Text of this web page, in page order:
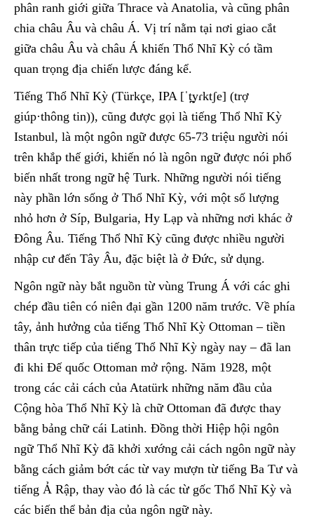
phân ranh giới giữa Thrace và Anatolia, và cũng phân
chia châu Âu và châu Á. Vị trí nằm tại nơi giao cắt
giữa châu Âu và châu Á khiến Thổ Nhĩ Kỳ có tầm
quan trọng địa chiến lược đáng kể.
Tiếng Thổ Nhĩ Kỳ (Türkçe, IPA [ˈt̪yɾktʃe] (trợ
giúp·thông tin)), cũng được gọi là tiếng Thổ Nhĩ Kỳ
Istanbul, là một ngôn ngữ được 65-73 triệu người nói
trên khắp thế giới, khiến nó là ngôn ngữ được nói phổ
biến nhất trong ngữ hệ Turk. Những người nói tiếng
này phần lớn sống ở Thổ Nhĩ Kỳ, với một số lượng
nhỏ hơn ở Síp, Bulgaria, Hy Lạp và những nơi khác ở
Đông Âu. Tiếng Thổ Nhĩ Kỳ cũng được nhiều người
nhập cư đến Tây Âu, đặc biệt là ở Đức, sử dụng.
Ngôn ngữ này bắt nguồn từ vùng Trung Á với các ghi
chép đầu tiên có niên đại gần 1200 năm trước. Về phía
tây, ảnh hưởng của tiếng Thổ Nhĩ Kỳ Ottoman – tiền
thân trực tiếp của tiếng Thổ Nhĩ Kỳ ngày nay – đã lan
đi khi Đế quốc Ottoman mở rộng. Năm 1928, một
trong các cải cách của Atatürk những năm đầu của
Cộng hòa Thổ Nhĩ Kỳ là chữ Ottoman đã được thay
bằng bảng chữ cái Latinh. Đồng thời Hiệp hội ngôn
ngữ Thổ Nhĩ Kỳ đã khởi xướng cải cách ngôn ngữ này
bằng cách giảm bớt các từ vay mượn từ tiếng Ba Tư và
tiếng Ả Rập, thay vào đó là các từ gốc Thổ Nhĩ Kỳ và
các biến thể bản địa của ngôn ngữ này.